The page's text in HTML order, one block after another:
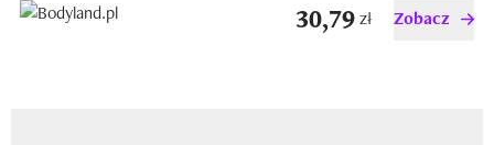
30,79zł Zobacz